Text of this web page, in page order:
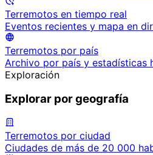
Terremotos en tiempo real
Eventos recientes y mapa en
Terremotos por país
Archivo por país y estadísticas
Exploración
Explorar por geografía
Terremotos por ciudad
Ciudades de más de 20 000